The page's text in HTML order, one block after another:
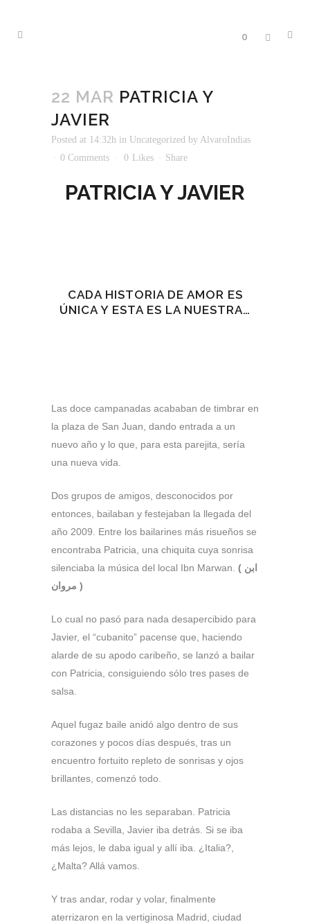
0
22 MAR PATRICIA Y
JAVIER
Posted at 14:32h in Uncategorized by AlvaroIndias
0 Comments
0 Likes Share
PATRICIA Y JAVIER
CADA HISTORIA DE AMOR ES
ÚNICA Y ESTA ES LA NUESTRA…
Las doce campanadas acababan de timbrar en
la plaza de San Juan, dando entrada a un
nuevo año y lo que, para esta parejita, sería
una nueva vida.
Dos grupos de amigos, desconocidos por
entonces, bailaban y festejaban la llegada del
año 2009. Entre los bailarines más risueños se
encontraba Patricia, una chiquita cuya sonrisa
silenciaba la música del local Ibn Marwan. ( ابن
مروان )
Lo cual no pasó para nada desapercibido para
Javier, el “cubanito” pacense que, haciendo
alarde de su apodo caribeño, se lanzó a bailar
con Patricia, consiguiendo sólo tres pases de
salsa.
Aquel fugaz baile anidó algo dentro de sus
corazones y pocos días después, tras un
encuentro fortuito repleto de sonrisas y ojos
brillantes, comenzó todo.
Las distancias no les separaban. Patricia
rodaba a Sevilla, Javier iba detrás. Si se iba
más lejos, le daba igual y allí iba. ¿Italia?,
¿Malta? Allá vamos.
Y tras andar, rodar y volar, finalmente
aterrizaron en la vertiginosa Madrid, ciudad